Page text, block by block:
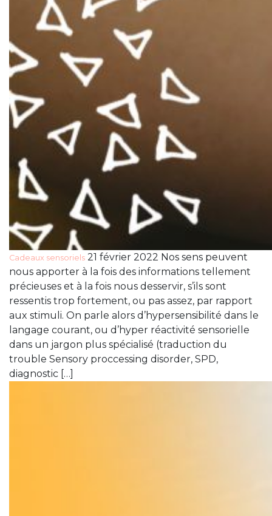
Cadeaux sensoriels 21 février 2022 Nos sens peuvent
nous apporter à la fois des informations tellement
précieuses et à la fois nous desservir, s’ils sont
ressentis trop fortement, ou pas assez, par rapport
aux stimuli. On parle alors d’hypersensibilité dans le
langage courant, ou d’hyper réactivité sensorielle
dans un jargon plus spécialisé (traduction du
trouble Sensory proccessing disorder, SPD,
diagnostic […]